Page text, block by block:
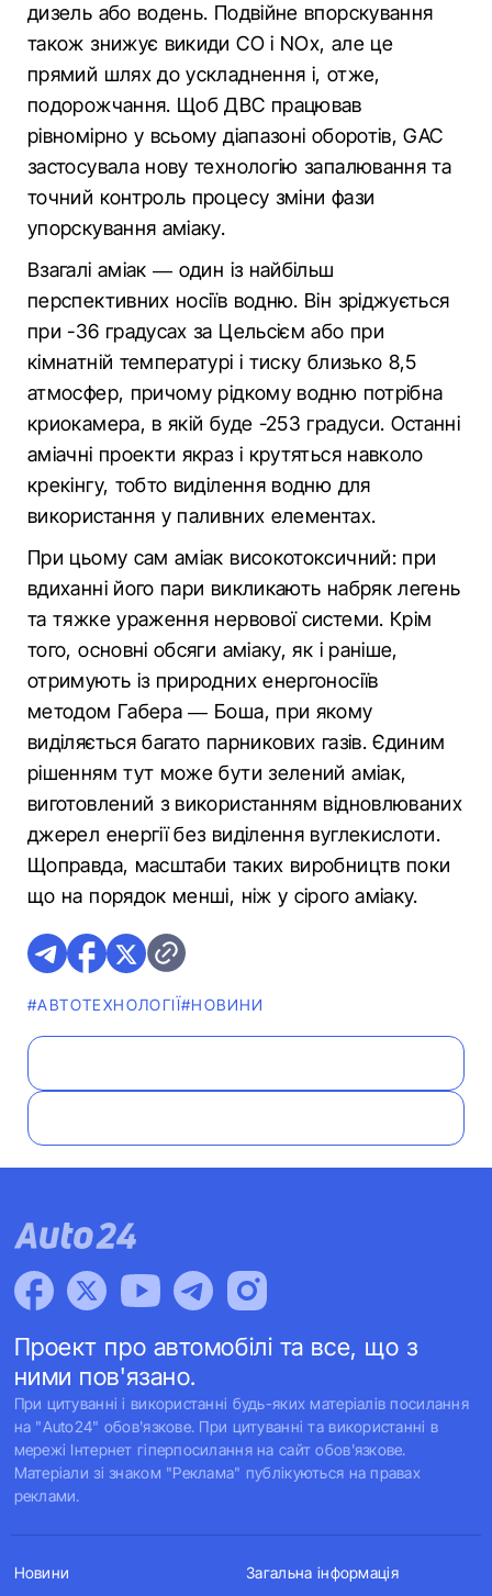
дизель або водень. Подвійне впорскування
також знижує викиди CO і NOx, але це
прямий шлях до ускладнення і, отже,
подорожчання. Щоб ДВС працював
рівномірно у всьому діапазоні оборотів, GAC
застосувала нову технологію запалювання та
точний контроль процесу зміни фази
упорскування аміаку.
Взагалі аміак — один із найбільш
перспективних носіїв водню. Він зріджується
при -36 градусах за Цельсієм або при
кімнатній температурі і тиску близько 8,5
атмосфер, причому рідкому водню потрібна
криокамера, в якій буде -253 градуси. Останні
аміачні проекти якраз і крутяться навколо
крекінгу, тобто виділення водню для
використання у паливних елементах.
При цьому сам аміак високотоксичний: при
вдиханні його пари викликають набряк легень
та тяжке ураження нервової системи. Крім
того, основні обсяги аміаку, як і раніше,
отримують із природних енергоносіїв
методом Габера — Боша, при якому
виділяється багато парникових газів. Єдиним
рішенням тут може бути зелений аміак,
виготовлений з використанням відновлюваних
джерел енергії без виділення вуглекислоти.
Щоправда, масштаби таких виробництв поки
що на порядок менші, ніж у сірого аміаку.
#АВТОТЕХНОЛОГІЇ#НОВИНИ
Проект про автомобілі та все, що з
ними пов'язано.
При цитуванні і використанні будь-яких матеріалів посилання
на "Auto24" обов'язкове. При цитуванні та використанні в
мережі Інтернет гіперпосилання на сайт обов'язкове.
Матеріали зі знаком "Реклама" публікуються на правах
реклами.
Новини Загальна інформація